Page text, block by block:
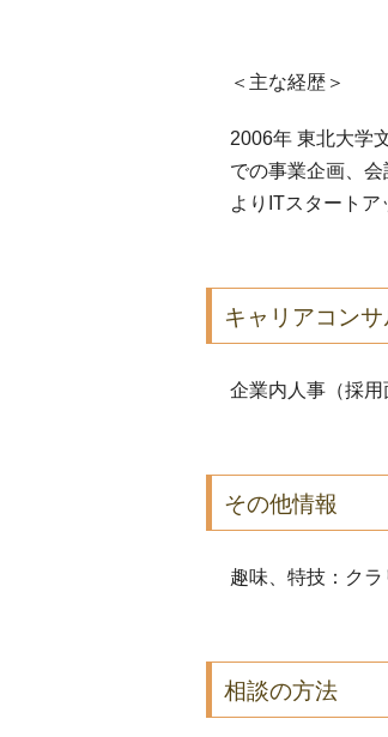
＜主な経歴＞
2006年 東北大学
での事業企画、
よりITスタート
キャリアコン
企業内人事（採用
その他情報
趣味、特技：クラ
相談の方法